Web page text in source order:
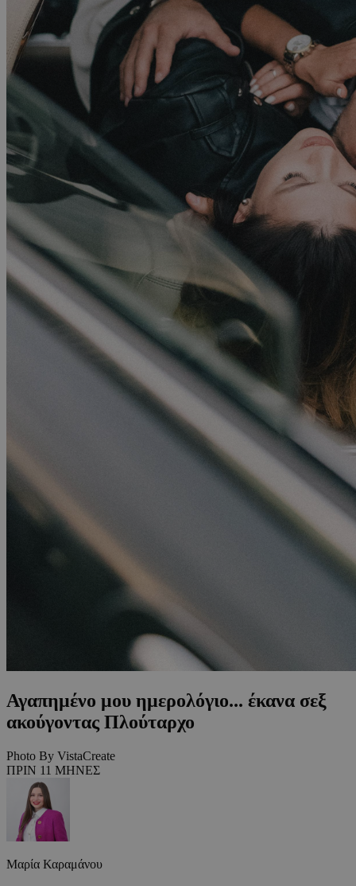
Αγαπημένο μου ημερολόγιο... έκανα σεξ
ακούγοντας Πλούταρχο
Photo By VistaCreate
ΠΡΙΝ 11 ΜΗΝΕΣ
Μαρία Καραμάνου